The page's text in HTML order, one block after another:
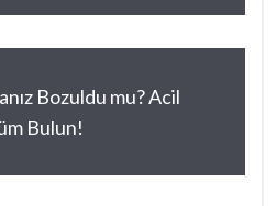
Bozuldu mu? Acil
Bulun!